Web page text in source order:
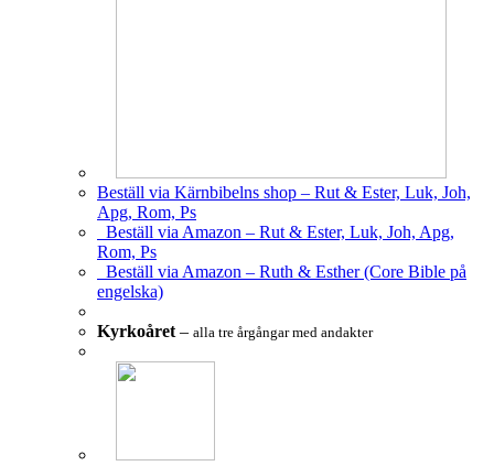
Beställ via Kärnbibelns shop – Rut & Ester, Luk, Joh,
Apg, Rom, Ps
Beställ via Amazon – Rut & Ester, Luk, Joh, Apg,
Rom, Ps
Beställ via Amazon – Ruth & Esther (Core Bible på
engelska)
Kyrkoåret – alla tre årgångar med andakter